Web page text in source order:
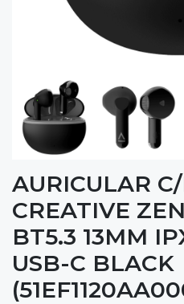
AURICULAR
CREATIVE
BT5.3 13MM
USB-C BLACK